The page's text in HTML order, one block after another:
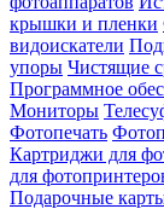
крышки и пленки
видоискатели
упоры Чистящие
Программное
Мониторы
Фотопечать
Картриджи для
для
Подарочные